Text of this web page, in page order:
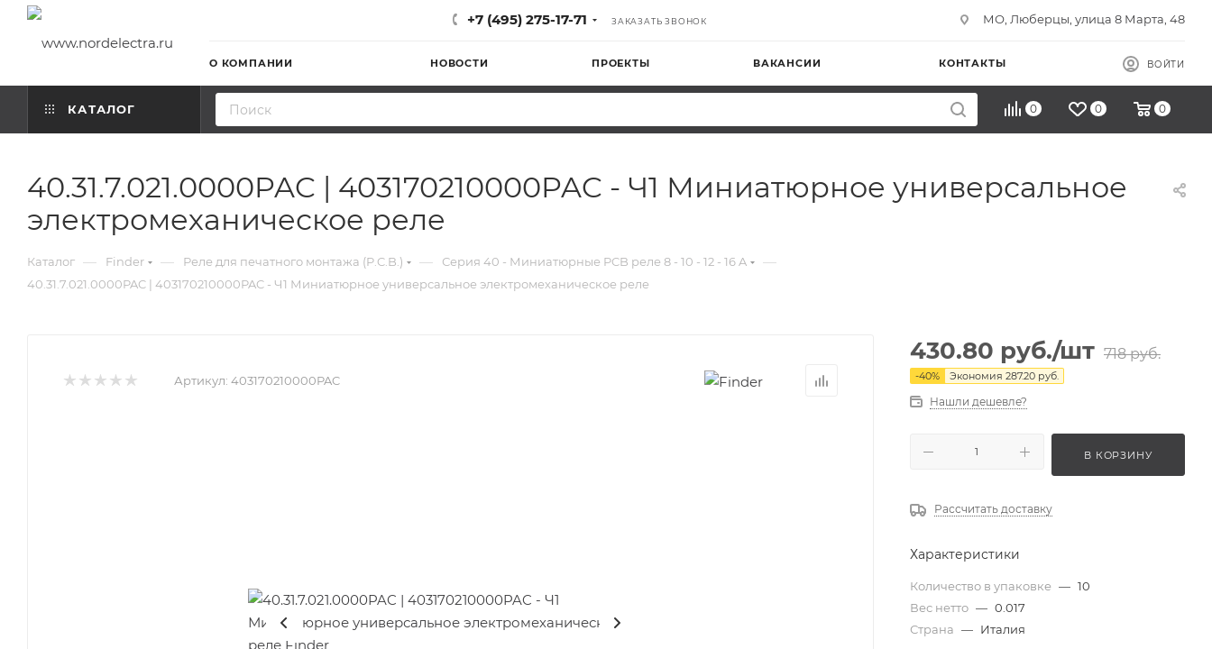
+7 (495) 275-17-71 ЗАКАЗАТЬ ЗВОНОК МО, Люберцы, улица 8 Марта, 48
О КОМПАНИИ НОВОСТИ ПРОЕКТЫ ВАКАНСИИ КОНТАКТЫ ВОЙТИ
КАТАЛОГ 0 0 0
40.31.7.021.0000PAC | 403170210000PAC - Ч1 Миниатюрное универсальное
электромеханическое реле
Каталог — Finder — Реле для печатного монтажа (P.C.B.) — Серия 40 - Миниатюрные PCB реле 8 - 10 - 12 - 16 A —
40.31.7.021.0000PAC | 403170210000PAC - Ч1 Миниатюрное универсальное электромеханическое реле
Артикул: 403170210000PAC
430.80 руб./шт 718руб.
-40% Экономия 287.20 руб.
Нашли дешевле?
В КОРЗИНУ
Рассчитать доставку
Характеристики
Количество в упаковке — 10
Вес нетто — 0.017
Страна — Италия